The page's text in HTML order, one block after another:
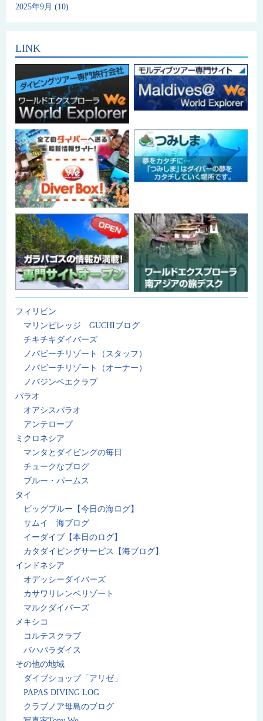
2025年9月 (10)
LINK
フィリピン
マリンビレッジ GUCHIブログ
チキチキダイバーズ
ノバビーチリゾート（スタッフ）
ノバビーチリゾート（オーナー）
ノバジンベエクラブ
パラオ
オアシスパラオ
アンテロープ
ミクロネシア
マンタとダイビングの毎日
チュークなブログ
ブルー・パームス
タイ
ビッグブルー【今日の海ログ】
サムイ 海ブログ
イーダイブ【本日のログ】
カタダイビングサービス【海ブログ】
インドネシア
オデッシーダイバーズ
カサワリレンベリゾート
マルクダイバーズ
メキシコ
コルテスクラブ
バハパラダイス
その他の地域
ダイブショップ「アリゼ」
PAPAS DIVING LOG
クラブノア母島のブログ